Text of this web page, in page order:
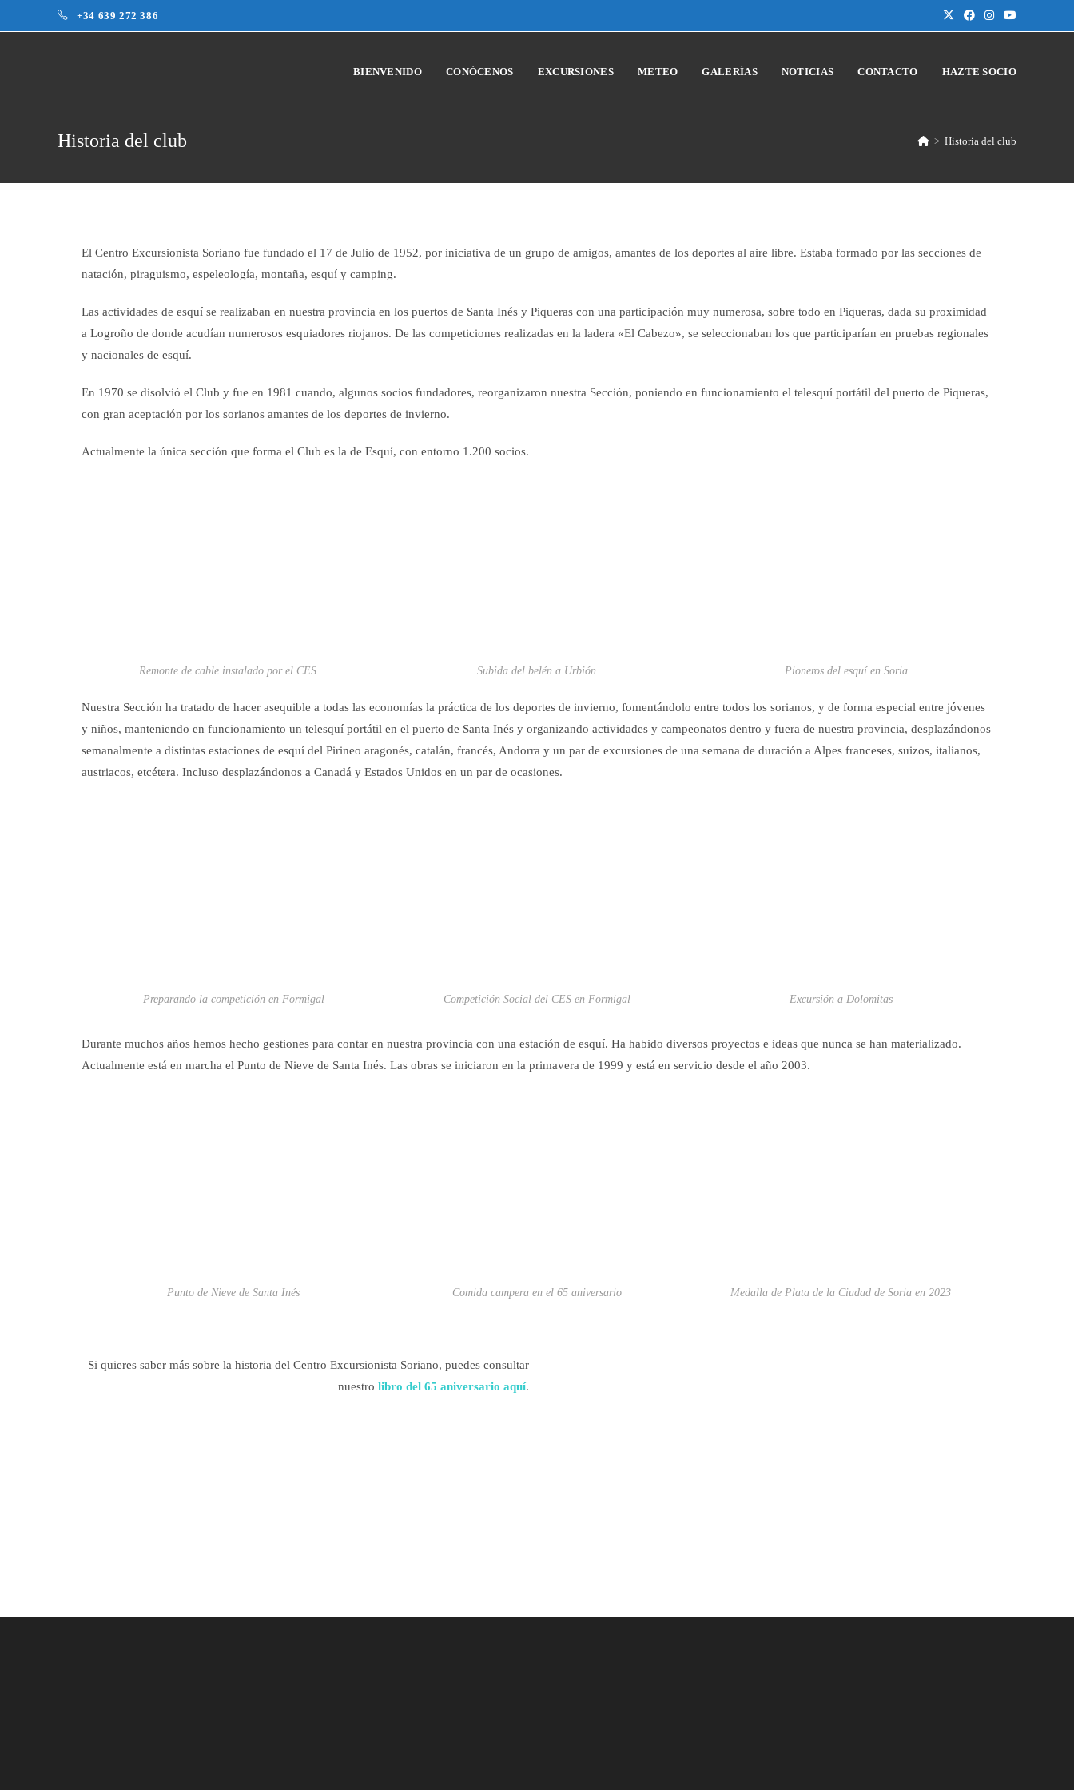
+34 639 272 386
BIENVENIDO CONÓCENOS EXCURSIONES METEO GALERÍAS NOTICIAS CONTACTO HAZTE SOCIO
Historia del club > Historia del club
El Centro Excursionista Soriano fue fundado el 17 de Julio de 1952, por iniciativa de un grupo de amigos, amantes de los deportes al aire libre. Estaba formado por las secciones de
natación, piraguismo, espeleologí­a, montaña, esquí y camping.
Las actividades de esquí se realizaban en nuestra provincia en los puertos de Santa Inés y Piqueras con una participación muy numerosa, sobre todo en Piqueras, dada su proximidad
a Logroño de donde acudían numerosos esquiadores riojanos. De las competiciones realizadas en la ladera «El Cabezo», se seleccionaban los que participarían en pruebas regionales
y nacionales de esquí.
En 1970 se disolvió el Club y fue en 1981 cuando, algunos socios fundadores, reorganizaron nuestra Sección, poniendo en funcionamiento el telesquí portátil del puerto de Piqueras,
con gran aceptación por los sorianos amantes de los deportes de invierno.
Actualmente la única sección que forma el Club es la de Esquí, con entorno 1.200 socios.
Remonte de cable instalado por el CES Subida del belén a Urbión Pioneros del esquí en Soria
Nuestra Sección ha tratado de hacer asequible a todas las economías la práctica de los deportes de invierno, fomentándolo entre todos los sorianos, y de forma especial entre jóvenes
y niños, manteniendo en funcionamiento un telesquí portátil en el puerto de Santa Inés y organizando actividades y campeonatos dentro y fuera de nuestra provincia, desplazándonos
semanalmente a distintas estaciones de esquí del Pirineo aragonés, catalán, francés, Andorra y un par de excursiones de una semana de duración a Alpes franceses, suizos, italianos,
austriacos, etcétera. Incluso desplazándonos a Canadá y Estados Unidos en un par de ocasiones.
Preparando la competición en Formigal Competición Social del CES en Formigal Excursión a Dolomitas
Durante muchos años hemos hecho gestiones para contar en nuestra provincia con una estación de esquí. Ha habido diversos proyectos e ideas que nunca se han materializado.
Actualmente está en marcha el Punto de Nieve de Santa Inés. Las obras se iniciaron en la primavera de 1999 y está en servicio desde el año 2003.
Punto de Nieve de Santa Inés Comida campera en el 65 aniversario Medalla de Plata de la Ciudad de Soria en 2023
Si quieres saber más sobre la historia del Centro Excursionista Soriano, puedes consultar
nuestro libro del 65 aniversario aquí.